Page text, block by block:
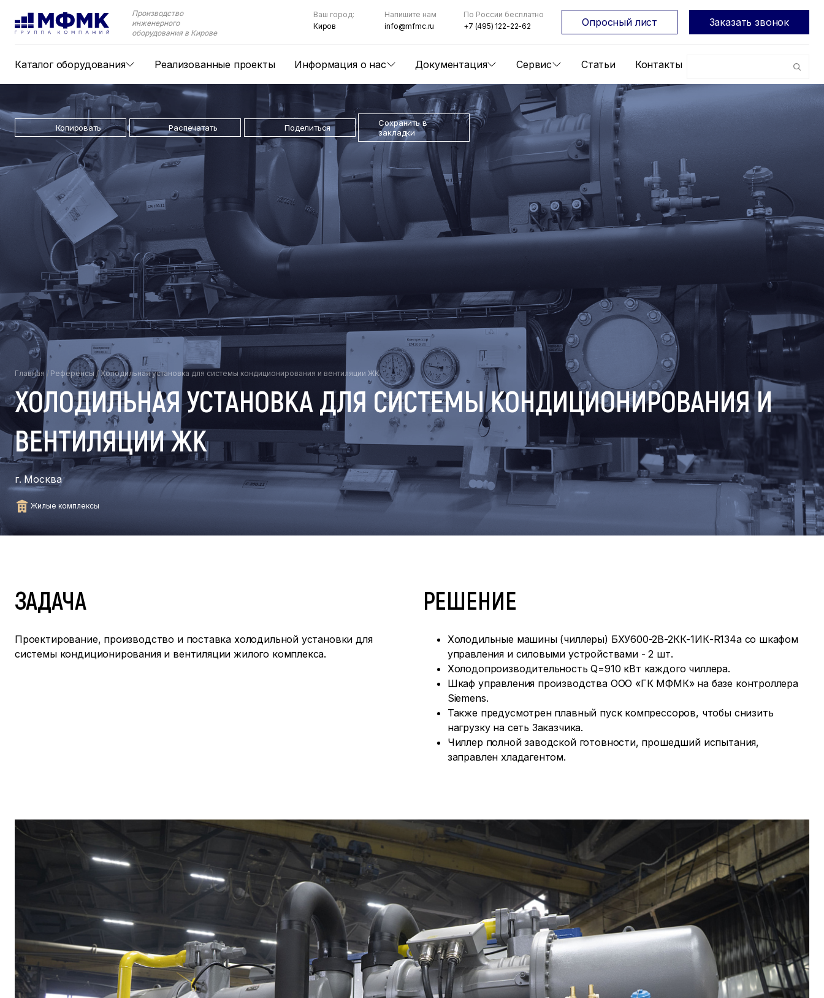
Производство
инженерного
оборудования в Кирове
Каталог оборудования Реализованные проекты Информация о нас Документация Сервис Статьи Контакты
Ваш город:
Киров
Напишите нам
info@mfmc.ru
По России бесплатно
+7 (495) 122-22-62
Опросный лист Заказать звонок
Копировать Распечатать Поделиться
Сохранить в
закладки
Главная/ Референсы/ Холодильная установка для системы кондиционирования и вентиляции ЖК
ХОЛОДИЛЬНАЯ УСТАНОВКА ДЛЯ СИСТЕМЫ КОНДИЦИОНИРОВАНИЯ И
ВЕНТИЛЯЦИИ ЖК
г. Москва
Жилые комплексы
ЗАДАЧА
Проектирование, производство и поставка холодильной установки для
системы кондиционирования и вентиляции жилого комплекса.
РЕШЕНИЕ
Холодильные машины (чиллеры) БХУ600-2В-2КК-1ИК-R134a со шкафом
управления и силовыми устройствами - 2 шт.
Холодопроизводительность Q=910 кВт каждого чиллера.
Шкаф управления производства ООО «ГК МФМК» на базе контроллера
Siemens.
Также предусмотрен плавный пуск компрессоров, чтобы снизить
нагрузку на сеть Заказчика.
Чиллер полной заводской готовности, прошедший испытания,
заправлен хладагентом.